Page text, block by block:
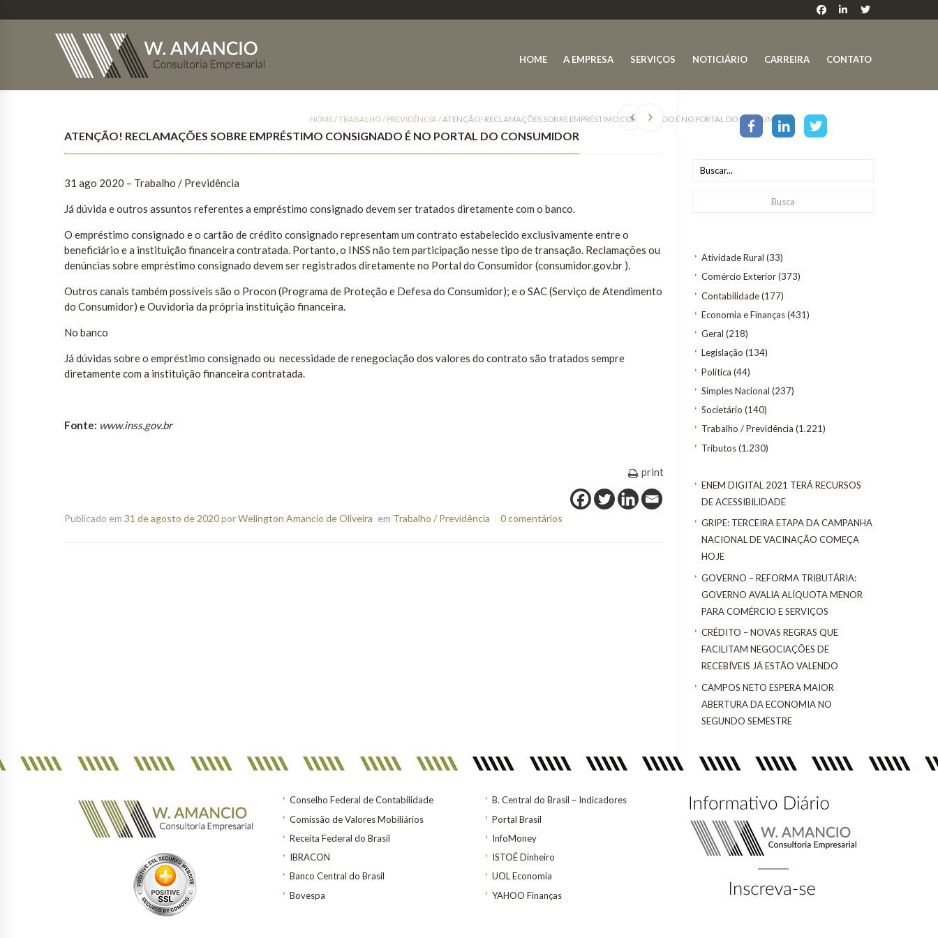
HOME A EMPRESA SERVIÇOS NOTICIÁRIO CARREIRA CONTATO
Atividade Rural (33)
Comércio Exterior(373)
Contabilidade(177)
Economia e Finanças(431)
Geral (218)
Legislação (134)
Política (44)
Simples Nacional (237)
Societário (140)
Trabalho / Previdência (1.221)
Tributos(1.230)
ENEM DIGITAL 2021 TERÁ RECURSOS
DE ACESSIBILIDADE
GRIPE: TERCEIRA ETAPA DA CAMPANHA
NACIONAL DE VACINAÇÃO COMEÇA
HOJE
GOVERNO – REFORMA TRIBUTÁRIA:
GOVERNO AVALIA ALÍQUOTA MENOR
PARA COMÉRCIO E SERVIÇOS
CRÉDITO – NOVAS REGRAS QUE
FACILITAM NEGOCIAÇÕES DE
RECEBÍVEIS JÁ ESTÃO VALENDO
CAMPOS NETO ESPERA MAIOR
ABERTURA DA ECONOMIA NO
SEGUNDO SEMESTRE
HOME/TRABALHO / PREVIDÊNCIA /ATENÇÃO! RECLAMAÇÕES SOBRE EMPRÉSTIMO CONSIGNADO É NO PORTAL DO CONSUMIDOR
ATENÇÃO! RECLAMAÇÕES SOBRE EMPRÉSTIMO CONSIGNADO É NO PORTAL DO CONSUMIDOR
31 ago 2020 – Trabalho / Previdência
Já dúvida e outros assuntos referentes a empréstimo consignado devem ser tratados diretamente com o banco.
O empréstimo consignado e o cartão de crédito consignado representam um contrato estabelecido exclusivamente entre o
beneficiário e a instituição financeira contratada. Portanto, o INSS não tem participação nesse tipo de transação. Reclamações ou
denúncias sobre empréstimo consignado devem ser registrados diretamente no Portal do Consumidor (consumidor.gov.br ).
Outros canais também possíveis são o Procon (Programa de Proteção e Defesa do Consumidor); e o SAC (Serviço de Atendimento
do Consumidor) e Ouvidoria da própria instituição financeira.
No banco
Já dúvidas sobre o empréstimo consignado ou necessidade de renegociação dos valores do contrato são tratados sempre
diretamente com a instituição financeira contratada.
Fonte: www.inss.gov.br
print
Publicado em 31 de agosto de 2020porWelington Amancio de Oliveira em Trabalho / Previdência 0 comentários
Conselho Federal de Contabilidade
Comissão de Valores Mobiliários
Receita Federal do Brasil
IBRACON
Banco Central do Brasil
Bovespa
B. Central do Brasil – Indicadores
Portal Brasil
InfoMoney
ISTOÉ Dinheiro
UOL Economia
YAHOO Finanças